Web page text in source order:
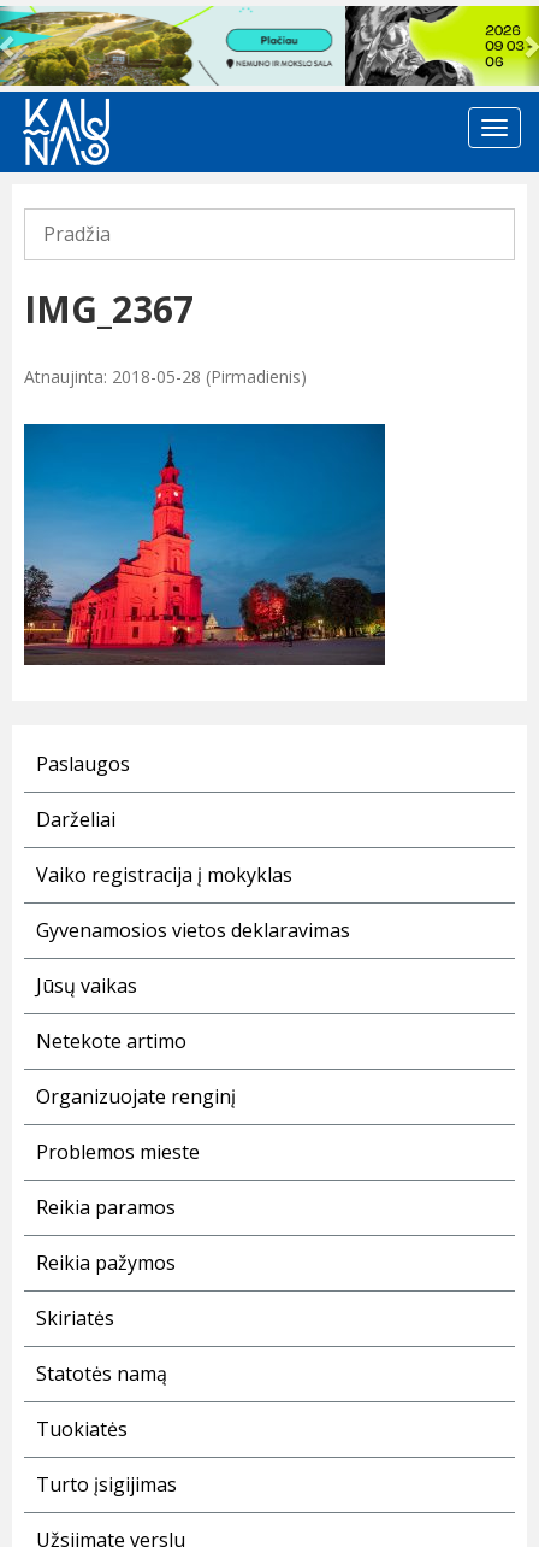
Previous
Pradžia
IMG_2367
Atnaujinta: 2018-05-28 (Pirmadienis)
Paslaugos
Darželiai
Vaiko registracija į mokyklas
Gyvenamosios vietos deklaravimas
Jūsų vaikas
Netekote artimo
Organizuojate renginį
Problemos mieste
Reikia paramos
Reikia pažymos
Skiriatės
Statotės namą
Tuokiatės
Turto įsigijimas
Užsiimate verslu